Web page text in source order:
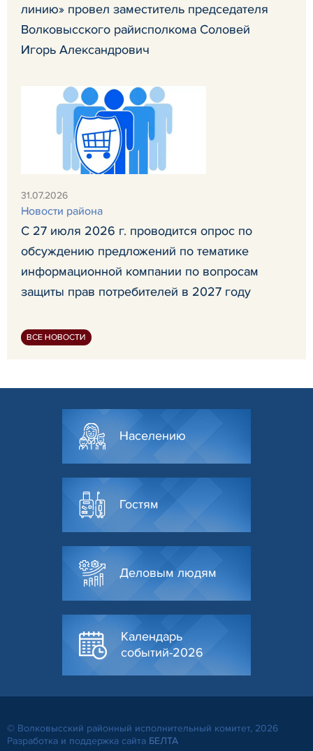
линию» провел заместитель председателя
Волковысского райисполкома Соловей
Игорь Александрович
31.07.2026
Новости района
С 27 июля 2026 г. проводится опрос по
обсуждению предложений по тематике
информационной компании по вопросам
защиты прав потребителей в 2027 году
ВСЕ НОВОСТИ
Населению
Гостям
Деловым людям
Календарь
событий-2026
© Волковысский районный исполнительный комитет, 2026
Разработка и поддержка сайта БЕЛТА